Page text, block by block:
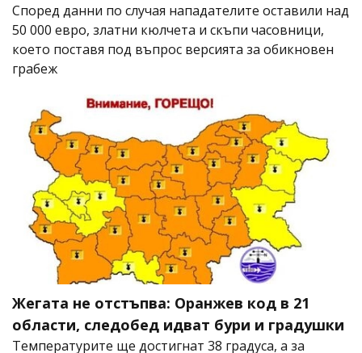
Според данни по случая нападателите оставили над
50 000 евро, златни кюлчета и скъпи часовници,
което поставя под въпрос версията за обикновен
грабеж
Жегата не отстъпва: Оранжев код в 21
области, следобед идват бури и градушки
Температурите ще достигнат 38 градуса, а за